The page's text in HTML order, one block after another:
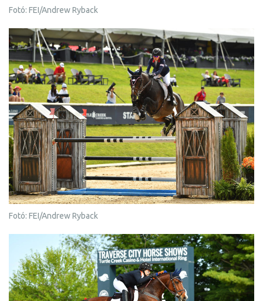
Fotó: FEI/Andrew Ryback
Fotó: FEI/Andrew Ryback